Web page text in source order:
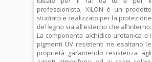
professionista, XILON é un prodotto
studiato e realizzato per la protezione
del legno sia all’esterno che all’interno.
La componente alchidico uretanica e i
pigmenti UV resistenti ne esaltano le
proprietà garantendo resistenza agli